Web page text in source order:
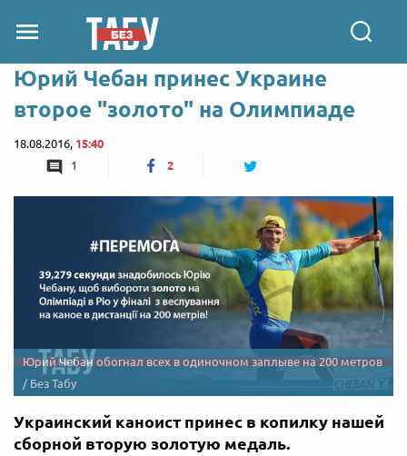
Юрий Чебан принес Украине
второе "золото" на Олимпиаде
18.08.2016, 15:40
1
2
Юрий Чебан обогнал всех в одиночном заплыве на 200 метров
/ Без Табу
Украинский каноист принес в копилку нашей
сборной вторую золотую медаль.